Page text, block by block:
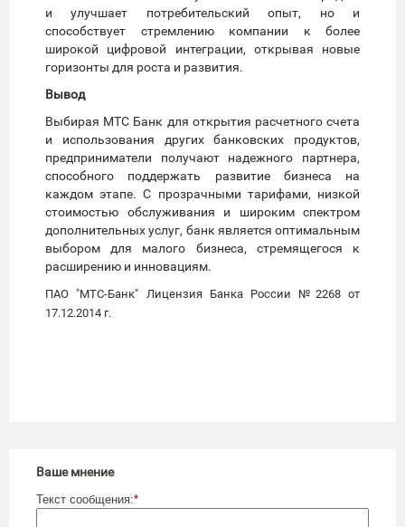
и улучшает потребительский опыт, но и
способствует стремлению компании к более
широкой цифровой интеграции, открывая новые
горизонты для роста и развития.
Вывод
Выбирая МТС Банк для открытия расчетного счета
и использования других банковских продуктов,
предприниматели получают надежного партнера,
способного поддержать развитие бизнеса на
каждом этапе. С прозрачными тарифами, низкой
стоимостью обслуживания и широким спектром
дополнительных услуг, банк является оптимальным
выбором для малого бизнеса, стремящегося к
расширению и инновациям.
ПАО "МТС-Банк" Лицензия Банка России №2268 от
17.12.2014 г.
Ваше мнение
Текст сообщения:*